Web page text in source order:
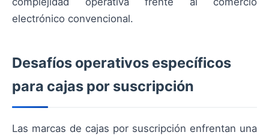
electrónico convencional.
Desafíos operativos específicos
para cajas por suscripción
Las marcas de cajas por suscripción enfrentan una